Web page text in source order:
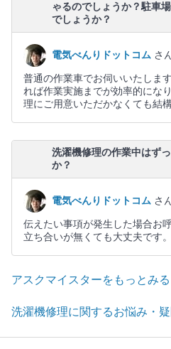
ゃるのでしょうか？駐車
でしょうか？
電気べんりドットコム さ
普通の作業車でお伺いいたしま
れば作業実施までが効率的にな
理にご用意いただかなくても結構
洗濯機修理の作業中はず
か？
電気べんりドットコム さ
伝えたい事項が発生した場合お
立ち合いが無くても大丈夫です。
アスクマイスターをもっとみる
洗濯機修理に関するお悩み・